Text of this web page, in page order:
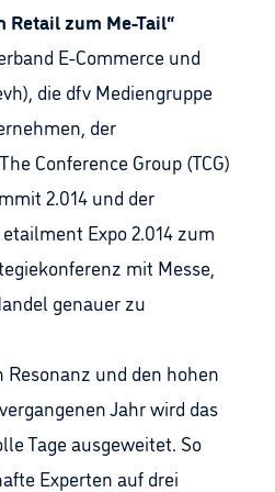
Retail zum Me-Tail“
E-Commerce und
die dfv Mediengruppe
der
Conference Group (TCG)
2.014 und der
Expo 2.014 zum
mit Messe,
genauer zu
und den hohen
Jahr wird das
Tage ausgeweitet. So
Experten auf drei